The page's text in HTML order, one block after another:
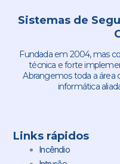
Sistemas de
Fundada em 2004, mas
técnica e forte
Abrangemos toda a área
informática
Links rápidos
Incêndio